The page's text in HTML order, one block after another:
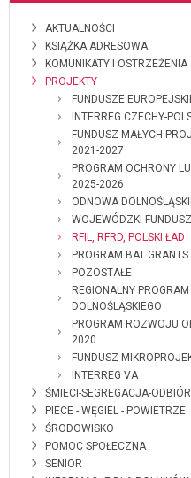
AKTUALNOŚCI
KSIĄŻKA ADRESOWA
KOMUNIKATY I OSTRZEŻENIA
PROJEKTY
FUNDUSZE
INTERREG CZECHY-
FUNDUSZ MAŁYCH
2021-2027
PROGRAM OCHRONY
2025-2026
ODNOWA
WOJEWÓDZKI
RFIL, RFRD, POLSKI ŁAD
PROGRAM BAT GRANTS
POZOSTAŁE
REGIONALNY
DOLNOŚLĄSKIEGO
PROGRAM ROZWOJU
2020
FUNDUSZ
INTERREG VA
ŚMIECI-SEGREGACJA-ODBIÓR
PIECE - WĘGIEL - POWIETRZE
ŚRODOWISKO
POMOC SPOŁECZNA
SENIOR